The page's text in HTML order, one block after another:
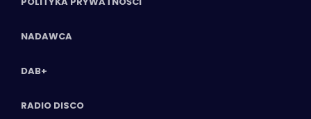
NADAWCA
DAB+
RADIO DISCO